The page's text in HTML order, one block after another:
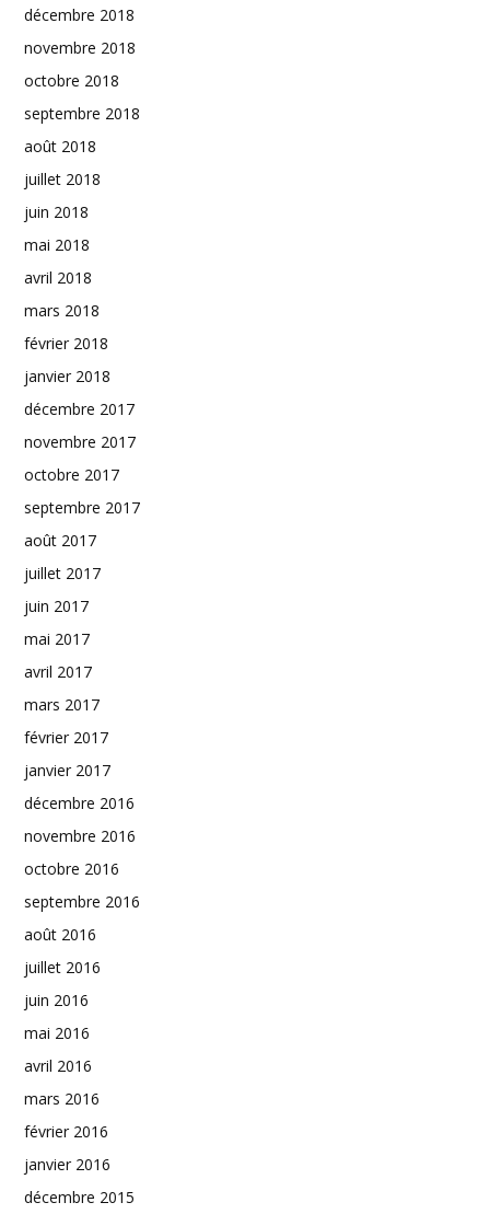
décembre 2018
novembre 2018
octobre 2018
septembre 2018
août 2018
juillet 2018
juin 2018
mai 2018
avril 2018
mars 2018
février 2018
janvier 2018
décembre 2017
novembre 2017
octobre 2017
septembre 2017
août 2017
juillet 2017
juin 2017
mai 2017
avril 2017
mars 2017
février 2017
janvier 2017
décembre 2016
novembre 2016
octobre 2016
septembre 2016
août 2016
juillet 2016
juin 2016
mai 2016
avril 2016
mars 2016
février 2016
janvier 2016
décembre 2015